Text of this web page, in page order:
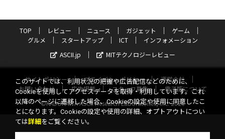
TOP レビュー ニュース ガジェット
ゲーム
グルメ
スタートアップ ICT
インフォメーション
ASCII.jp
MITテクノロジーレビュー
サイトポリシー プライバシーポリシー
運営会社
お問い合わせ
広告掲載 スタッフ募集
電子版について
©KADOKAWA ASCII Research Laboratories, Inc. 2026
このサイトでは、利用状況の把握や広告配信などのために、
Cookieを使用してアクセスデータを取得・利用しています。これ
以降のページに遷移した場合、Cookieの設定や使用に同意したこ
とになります。Cookieの設定や使用の詳細、オプトアウトについ
ては詳細 をご覧ください。